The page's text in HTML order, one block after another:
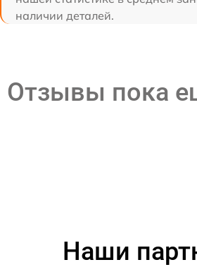
наличии деталей.
Отзывы пока
Наши